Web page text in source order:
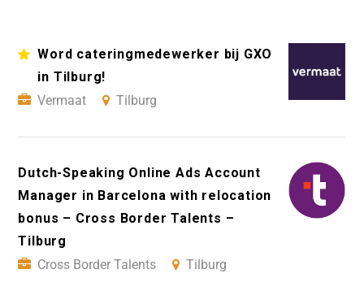
Word cateringmedewerker bij GXO
in Tilburg!
Vermaat
Tilburg
Dutch-Speaking Online Ads Account
Manager in Barcelona with relocation
bonus – Cross Border Talents –
Tilburg
Cross Border Talents
Tilburg